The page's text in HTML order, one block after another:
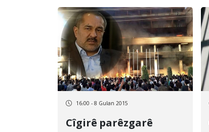
dixwaze
16:00 - 8 Gulan 2015
Cîgirê parêzgarê